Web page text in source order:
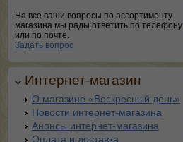
На все ваши вопросы по ассортименту
магазина мы рады ответить по телефону
или по почте.
Задать вопрос
Интернет-магазин
О магазине «Воскресный день»
Новости интернет-магазина
Анонсы интернет-магазина
Оплата и доставка